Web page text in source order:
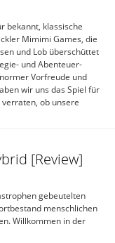
bekannt, klassische
Mimimi Games, die
und Lob überschüttet
und Abenteuer-
Vorfreude und
wir uns das Spiel für
ob unsere
[Review]
gebeutelten
menschlichen
Willkommen in der